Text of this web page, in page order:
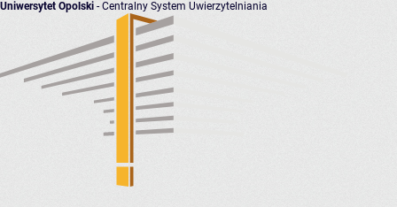
Uniwersytet Opolski - Centralny System Uwierzytelniania